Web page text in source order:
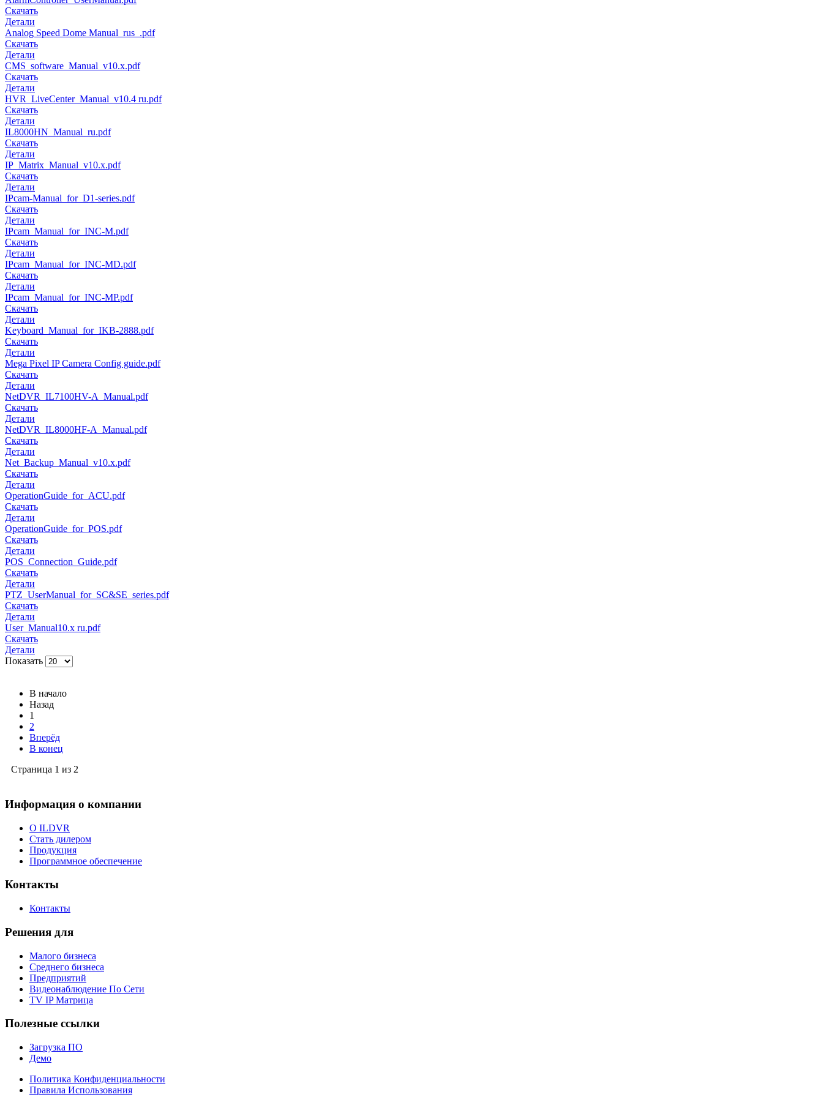
Скачать
Детали
Analog Speed Dome Manual_rus_.pdf
Скачать
Детали
CMS_software_Manual_v10.x.pdf
Скачать
Детали
HVR_LiveCenter_Manual_v10.4 ru.pdf
Скачать
Детали
IL8000HN_Manual_ru.pdf
Скачать
Детали
IP_Matrix_Manual_v10.x.pdf
Скачать
Детали
IPcam-Manual_for_D1-series.pdf
Скачать
Детали
IPcam_Manual_for_INC-M.pdf
Скачать
Детали
IPcam_Manual_for_INC-MD.pdf
Скачать
Детали
IPcam_Manual_for_INC-MP.pdf
Скачать
Детали
Keyboard_Manual_for_IKB-2888.pdf
Скачать
Детали
Mega Pixel IP Camera Config guide.pdf
Скачать
Детали
NetDVR_IL7100HV-A_Manual.pdf
Скачать
Детали
NetDVR_IL8000HF-A_Manual.pdf
Скачать
Детали
Net_Backup_Manual_v10.x.pdf
Скачать
Детали
OperationGuide_for_ACU.pdf
Скачать
Детали
OperationGuide_for_POS.pdf
Скачать
Детали
POS_Connection_Guide.pdf
Скачать
Детали
PTZ_UserManual_for_SC&SE_series.pdf
Скачать
Детали
User_Manual10.x ru.pdf
Скачать
Детали
Показать
В начало
Назад
1
2
Вперёд
В конец
Страница 1 из 2
Информация о компании
О ILDVR
Стать дилером
Продукция
Программное обеспечение
Контакты
Контакты
Решения для
Малого бизнеса
Среднего бизнеса
Предприятий
Видеонаблюдение По Сети
TV IP Матрица
Полезные ссылки
Загрузка ПО
Демо
Политика Конфиденциальности
Правила Использования